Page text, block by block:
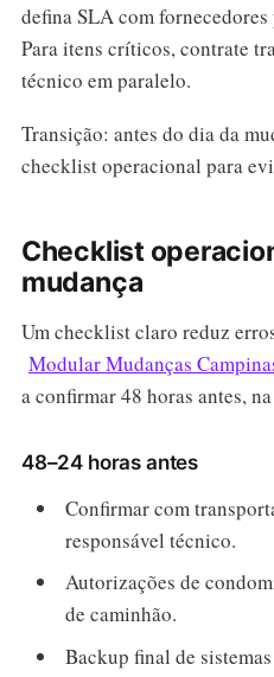
defina SLA com
Para itens críticos, contrate
técnico em paralelo.
Transição: antes do dia da
checklist operacional para
Checklist
mudança
Um checklist claro reduz
Modular Mudanças
a confirmar 48 horas antes,
48–24 horas antes
Confirmar com
responsável técnico.
Autorizações de
de caminhão.
Backup final de